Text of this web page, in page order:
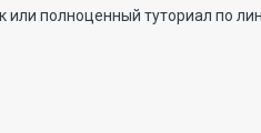
или полноценный туториал по